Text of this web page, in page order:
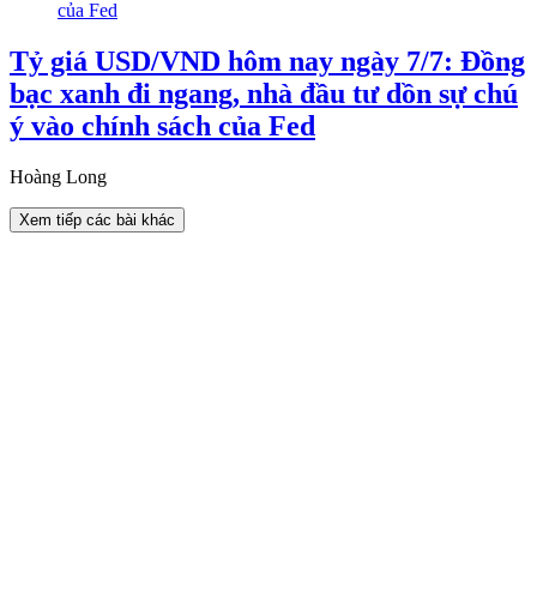
Tỷ giá USD/VND hôm nay ngày 7/7: Đồng
bạc xanh đi ngang, nhà đầu tư dồn sự chú
ý vào chính sách của Fed
Hoàng Long
Xem tiếp các bài khác